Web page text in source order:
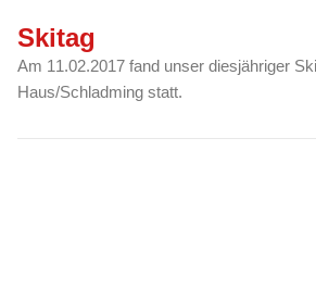
Skitag
Am 11.02.2017 fand unser diesjähriger
Haus/Schladming statt.